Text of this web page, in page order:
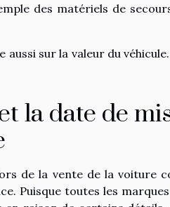
des matériels de
sur la valeur du
la date de
de la vente de la voiture
Puisque toutes les